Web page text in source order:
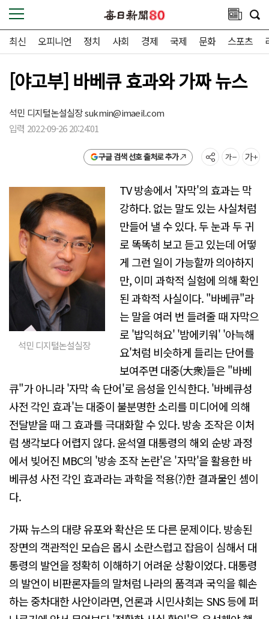
최신 오피니언 정치 사회 경제 국제 문화 스포츠
[야고부] 바베큐 효과와 가짜 뉴스
석민 디지털논설실장sukmin@imaeil.com
입력 2022-09-26 20:24:01
구글 검색 선호 출처로 추가
석민 디지털논설실장
TV 방송에서 '자막'의 효과는 막
강하다. 없는 말도 있는 사실처럼
만들어 낼 수 있다. 두 눈과 두 귀
로 똑똑히 보고 듣고 있는데 어떻
게 그런 일이 가능할까 의아하지
만, 이미 과학적 실험에 의해 확인
된 과학적 사실이다. "바베큐"라
는 말을 여러 번 들려줄 때 자막으
로 '밥익혀요' '밤에키워' '아늑해
요'처럼 비슷하게 들리는 단어를
보여주면 대중(大衆)들은 "바베
큐"가 아니라 '자막 속 단어'로 음성을 인식한다. '바베큐성
사전 각인 효과'는 대중이 불분명한 소리를 미디어에 의해
전달받을 때 그 효과를 극대화할 수 있다. 방송 조작은 이처
럼 생각보다 어렵지 않다. 윤석열 대통령의 해외 순방 과정
에서 빚어진 MBC의 '방송 조작 논란'은 '자막'을 활용한 바
베큐성 사전 각인 효과라는 과학을 적용(?)한 결과물인 셈이
다.
가짜 뉴스의 대량 유포와 확산은 또 다른 문제이다. 방송된
장면의 객관적인 모습은 몹시 소란스럽고 잡음이 심해서 대
통령의 발언을 정확히 이해하기 어려운 상황이었다. 대통령
의 발언이 비판론자들의 말처럼 나라의 품격과 국익을 훼손
하는 중차대한 사안이라면, 언론과 시민사회는 SNS 등에 퍼